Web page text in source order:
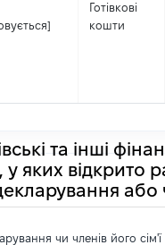
Готівкові
кошти
та інші
у яких відкрито
або
чи членів його сім'ї